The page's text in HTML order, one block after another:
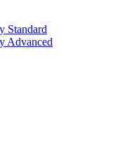
Standard
Advanced